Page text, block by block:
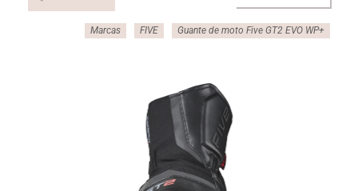
Marcas FIVE Guante de moto Five GT2 EVO WP+